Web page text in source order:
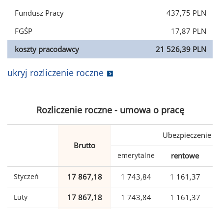
Fundusz Pracy
437,75 PLN
FGŚP
17,87 PLN
koszty pracodawcy
21 526,39 PLN
ukryj rozliczenie roczne
Rozliczenie roczne - umowa o pracę
Brutto
Ubezpieczenie
emerytalne rentowe
Styczeń 17 867,18 1 743,84 1 161,37
Luty 17 867,18 1 743,84 1 161,37